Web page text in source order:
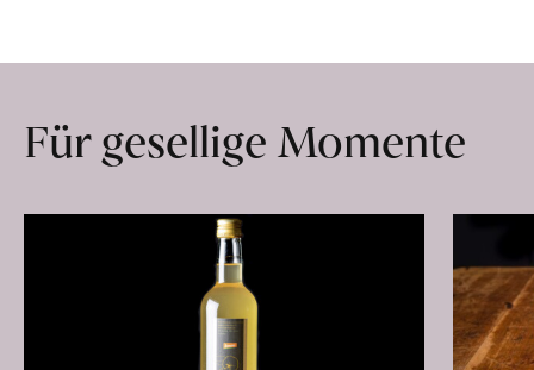
Hof
erfahren
Für gesellige Momente